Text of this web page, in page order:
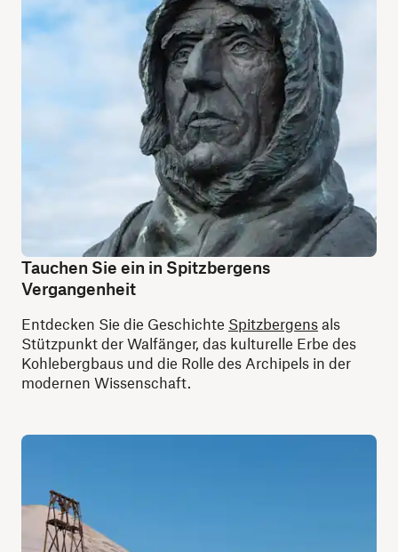
Tauchen Sie ein in Spitzbergens
Vergangenheit
Entdecken Sie die Geschichte Spitzbergens als
Stützpunkt der Walfänger, das kulturelle Erbe des
Kohlebergbaus und die Rolle des Archipels in der
modernen Wissenschaft.